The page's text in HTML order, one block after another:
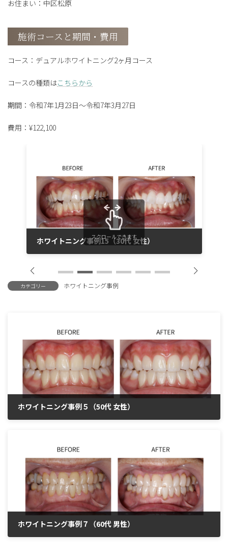
お住まい：中区松原
施術コースと期間・費用
コース：デュアルホワイトニング2ヶ月コース
コースの種類はこちらから
期間：令和7年1月23日〜令和7年3月27日
費用：¥122,100
ホワイトニング事例15（30代 女性）
スクロールできます
カテゴリー ホワイトニング事例
ホワイトニング事例５（50代 女性）
ホワイトニング事例７（60代 男性）